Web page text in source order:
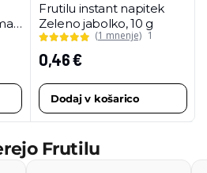
Frutilu instant napitek
Zeleno jabolko, 10 g
(1 mnenje) 1
0,46€
Dodaj v košarico
Frutilu